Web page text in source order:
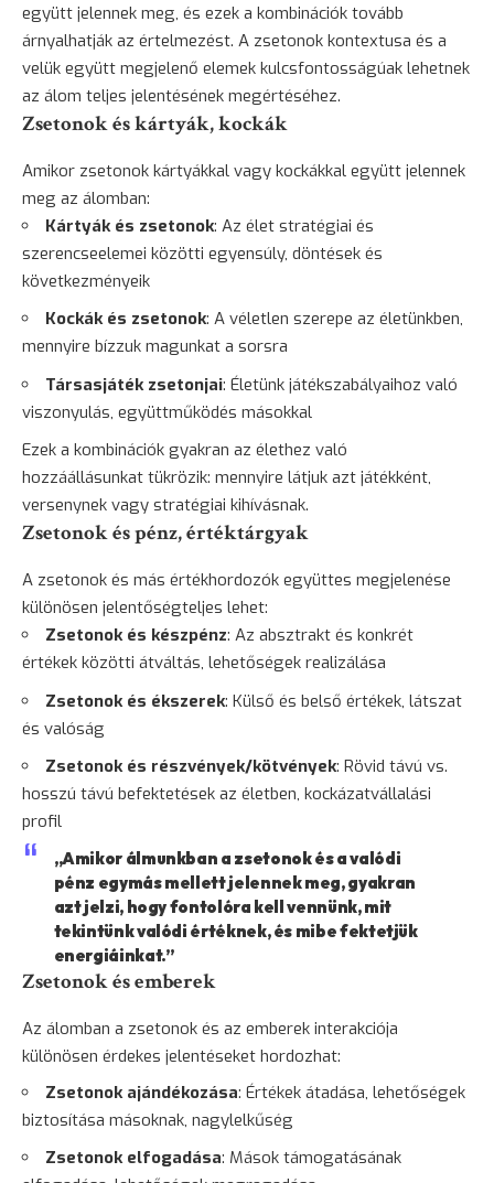
együtt jelennek meg, és ezek a kombinációk tovább
árnyalhatják az értelmezést. A zsetonok kontextusa és a
velük együtt megjelenő elemek kulcsfontosságúak lehetnek
az álom teljes jelentésének megértéséhez.
Zsetonok és kártyák, kockák
Amikor zsetonok kártyákkal vagy kockákkal együtt jelennek
meg az álomban:
Kártyák és zsetonok: Az élet stratégiai és
szerencseelemei közötti egyensúly, döntések és
következményeik
Kockák és zsetonok: A véletlen szerepe az életünkben,
mennyire bízzuk magunkat a sorsra
Társasjáték zsetonjai: Életünk játékszabályaihoz való
viszonyulás, együttműködés másokkal
Ezek a kombinációk gyakran az élethez való
hozzáállásunkat tükrözik: mennyire látjuk azt játékként,
versenynek vagy stratégiai kihívásnak.
Zsetonok és pénz, értéktárgyak
A zsetonok és más értékhordozók együttes megjelenése
különösen jelentőségteljes lehet:
Zsetonok és készpénz: Az absztrakt és konkrét
értékek közötti átváltás, lehetőségek realizálása
Zsetonok és ékszerek: Külső és belső értékek, látszat
és valóság
Zsetonok és részvények/kötvények: Rövid távú vs.
hosszú távú befektetések az életben, kockázatvállalási
profil
„Amikor álmunkban a zsetonok és a valódi
pénz egymás mellett jelennek meg, gyakran
azt jelzi, hogy fontolóra kell vennünk, mit
tekintünk valódi értéknek, és mibe fektetjük
energiáinkat.”
Zsetonok és emberek
Az álomban a zsetonok és az emberek interakciója
különösen érdekes jelentéseket hordozhat:
Zsetonok ajándékozása: Értékek átadása, lehetőségek
biztosítása másoknak, nagylelkűség
Zsetonok elfogadása: Mások támogatásának